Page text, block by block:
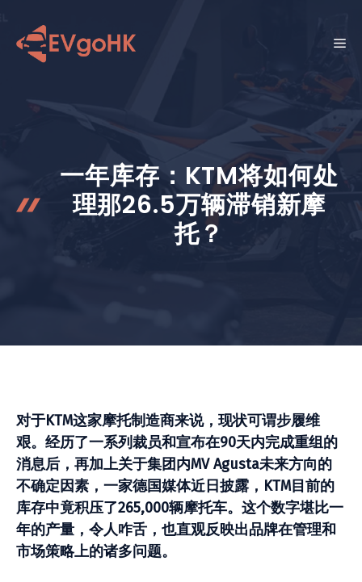
菜
一年库存：KTM将如何处
理那26.5万辆滞销新摩
托？
对于KTM这家摩托制造商来说，现状可谓步履维
艰。经历了一系列裁员和宣布在90天内完成重组的
消息后，再加上关于集团内MV Agusta未来方向的
不确定因素，一家德国媒体近日披露，KTM目前的
库存中竟积压了265,000辆摩托车。这个数字堪比一
年的产量，令人咋舌，也直观反映出品牌在管理和
市场策略上的诸多问题。